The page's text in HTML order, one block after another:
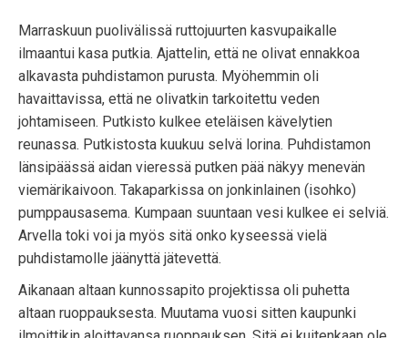
Marraskuun puolivälissä ruttojuurten kasvupaikalle
ilmaantui kasa putkia. Ajattelin, että ne olivat ennakkoa
alkavasta puhdistamon purusta. Myöhemmin oli
havaittavissa, että ne olivatkin tarkoitettu veden
johtamiseen. Putkisto kulkee eteläisen kävelytien
reunassa. Putkistosta kuukuu selvä lorina. Puhdistamon
länsipäässä aidan vieressä putken pää näkyy menevän
viemärikaivoon. Takaparkissa on jonkinlainen (isohko)
pumppausasema. Kumpaan suuntaan vesi kulkee ei selviä.
Arvella toki voi ja myös sitä onko kyseessä vielä
puhdistamolle jäänyttä jätevettä.
Aikanaan altaan kunnossapito projektissa oli puhetta
altaan ruoppauksesta. Muutama vuosi sitten kaupunki